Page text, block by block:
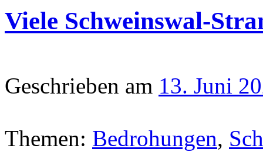
Viele Schweinswal-
Geschrieben am 13. Juni
Themen: Bedrohungen,